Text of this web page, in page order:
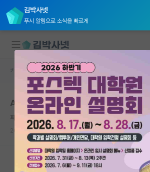
김박사넷
푸시 알림으로 소식을 빠르게
대학원생 모집
국내대학원 정보
연구실&오픈랩
커뮤니티
커뮤니티 홈
커뮤니티 홈 자유 게시판(아무개랩)
AI 대학원 오지마
쩨쩨한 시몬 드 보부아르
2023.02.28 43 34752